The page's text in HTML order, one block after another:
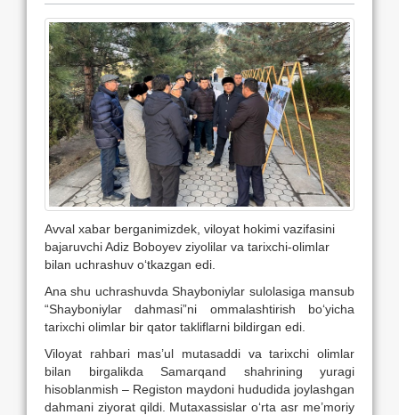
Avval xabar berganimizdek, viloyat hokimi vazifasini
bajaruvchi Adiz Boboyev ziyolilar va tarixchi-olimlar
bilan uchrashuv o‘tkazgan edi.
Ana shu uchrashuvda Shayboniylar sulolasiga mansub
“Shayboniylar dahmasi”ni ommalashtirish bo‘yicha
tarixchi olimlar bir qator takliflarni bildirgan edi.
Viloyat rahbari mas’ul mutasaddi va tarixchi olimlar
bilan birgalikda Samarqand shahrining yuragi
hisoblanmish – Registon maydoni hududida joylashgan
dahmani ziyorat qildi. Mutaxassislar o‘rta asr me’moriy